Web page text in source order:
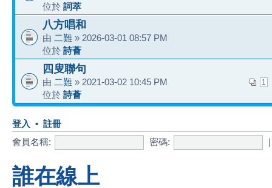
位於 詞萃
八方唱和
由 二難 » 2026-03-01 08:57 PM
位於 詩薈
四叟聯句
1
由 二難 » 2021-03-02 10:45 PM
位於 詩薈
登入 • 註冊
會員名稱: 密碼:
誰在線上